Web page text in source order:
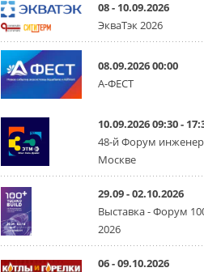
08 - 10.09.2026
ЭкваТэк 2026
08.09.2026 00:00
А-ФЕСТ
10.09.2026 09:30 -
48-й Форум
Москве
29.09 - 02.10.2026
Выставка - Форум
2026
06 - 09.10.2026